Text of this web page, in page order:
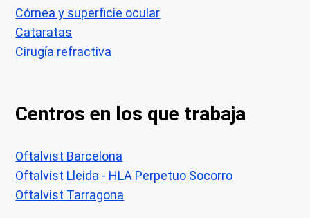
Córnea y superficie ocular
Cataratas
Cirugía refractiva
Centros en los que trabaja
Oftalvist Barcelona
Oftalvist Lleida - HLA Perpetuo Socorro
Oftalvist Tarragona